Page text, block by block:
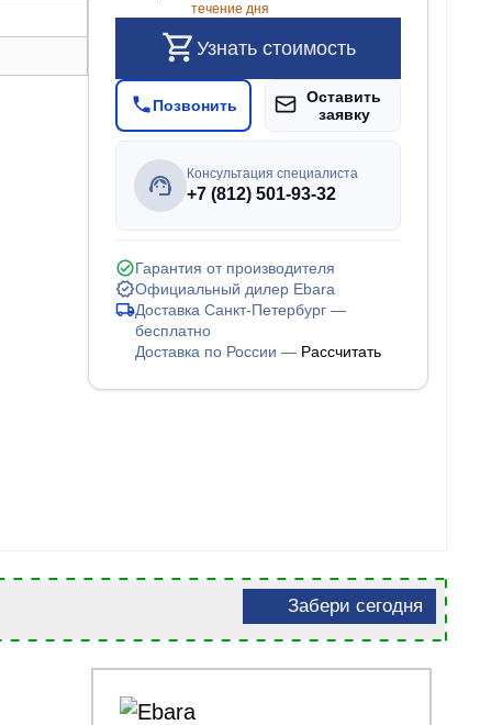
течение дня
Узнать стоимость
Позвонить
Оставить
заявку
Консультация специалиста
+7 (812) 501-93-32
Гарантия от производителя
Официальный дилер Ebara
Доставка Санкт-Петербург —
бесплатно
Доставка по России — Рассчитать
Забери сегодня